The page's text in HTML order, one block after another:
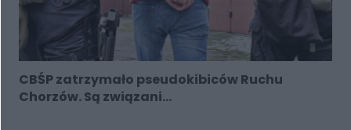
CBŚP zatrzymało pseudokibiców Ruchu
Chorzów. Są związani...